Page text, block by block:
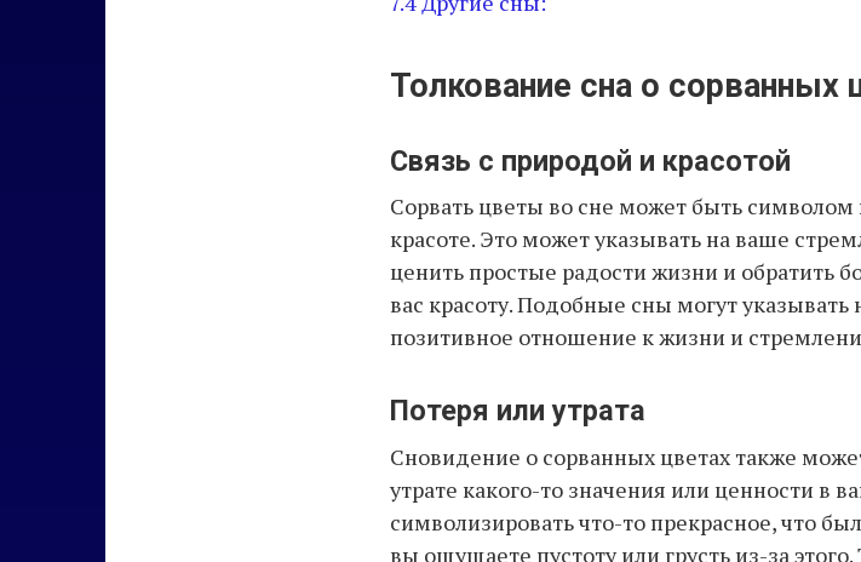
Толкование сна о сорванных
Связь с природой и красотой
Сорвать цветы во сне может быть символом
красоте. Это может указывать на ваше
ценить простые радости жизни и
вас красоту. Подобные сны могут
позитивное отношение к жизни и
Потеря или утрата
Сновидение о сорванных цветах также
утрате какого-то значения или ценности в
символизировать что-то прекрасное, что
вы ощущаете пустоту или грусть из-за